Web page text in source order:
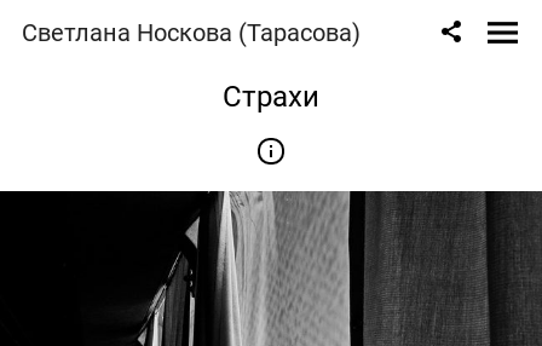
Светлана Носкова (Тарасова)
Страхи